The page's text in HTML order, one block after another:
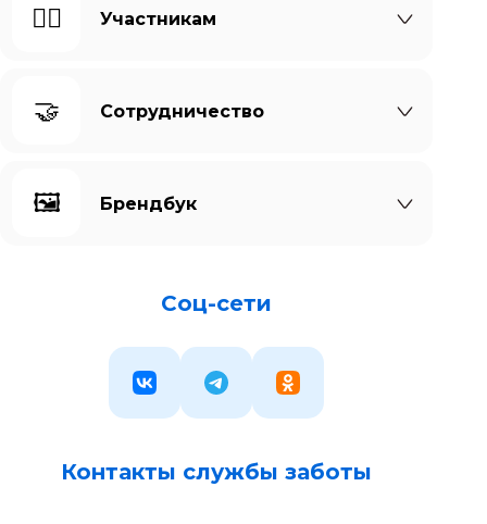
🙆‍♀️ Участникам
🤝 Сотрудничество
🖼️ Брендбук
Соц-сети
Контакты службы заботы